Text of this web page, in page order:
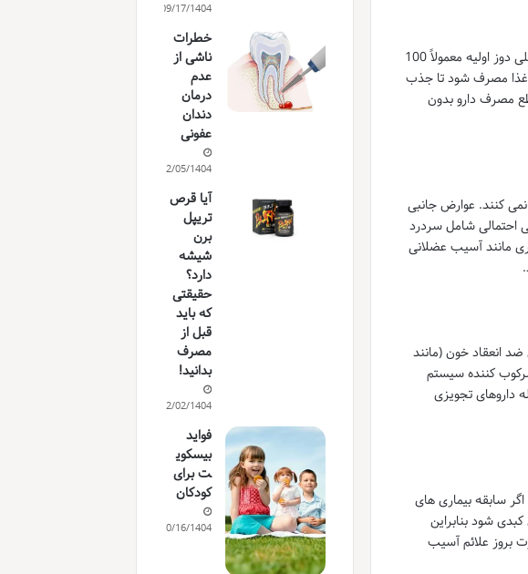
دوز معمول فنوفیبرات بسته به شدت بیماری و پاسخ بیمار به درمان توسط پزشک تعیین می شود. به طور کلی دوز اولیه معمولاً 100
غذا مصرف شود تا جذب
مصرف دارو بدون
کنند. عوارض جانبی
احتمالی شامل سردرد
مانند آسیب عضلانی
ضد انعقاد خون (مانند
سرکوب کننده سیستم
داروهای تجویزی
سابقه بیماری های
شود بنابراین
بروز علائم آسیب
09/17/1404
خطرات
ناشی از
عدم
درمان
دندان
عفونی
12/05/1404
آیا قرص
تریپل
برن
شیشه
دارد؟
حقیقتی
که باید
قبل از
مصرف
بدانید!
12/02/1404
فواید
بیسکوی
ت برای
کودکان
10/16/1404